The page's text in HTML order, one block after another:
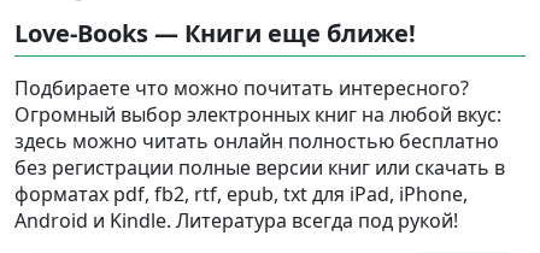
Love-Books — Книги еще ближе!
Подбираете что можно почитать интересного?
Огромный выбор электронных книг на любой вкус:
здесь можно читать онлайн полностью бесплатно
без регистрации полные версии книг или скачать в
форматах pdf, fb2, rtf, epub, txt для iPad, iPhone,
Android и Kindle. Литература всегда под рукой!